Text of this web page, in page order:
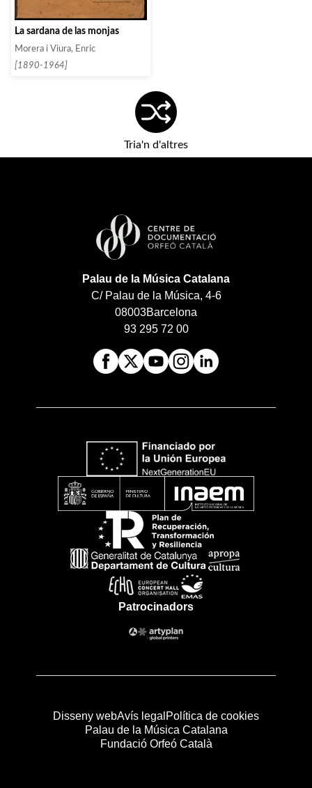
La sardana de las monjas
Morera i Viura, Enric
[1890-1964]
Tria'n d'altres
Palau de la Música Catalana
C/ Palau de la Música, 4-6
08003Barcelona
93 295 72 00
Patrocinadors
Disseny webAvís legal Política de cookies
Palau de la Música Catalana
Fundació Orfeó Català